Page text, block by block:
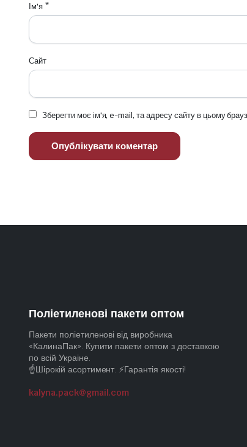
Ім'я *
Сайт
Зберегти моє ім'я, e-mail, та адресу сайту в цьому
Поліетиленові пакети оптом
Пакети поліетиленові від виробника
«КалинаПак». Купити пакети оптом з доставкою
по всій Украіне.
☝️Шірокій асортимент. ⚡Гарантія якості!
kalyna.pack@gmail.com